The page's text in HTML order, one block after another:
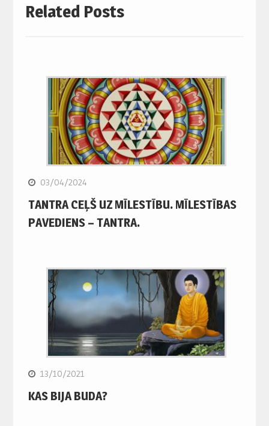
Related Posts
03/04/2024
TANTRA CEĻŠ UZ MĪLESTĪBU. MĪLESTĪBAS
PAVEDIENS – TANTRA.
13/10/2021
KAS BIJA BUDA?